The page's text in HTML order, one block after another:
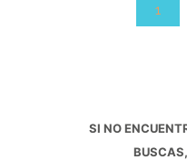
1
SI NO